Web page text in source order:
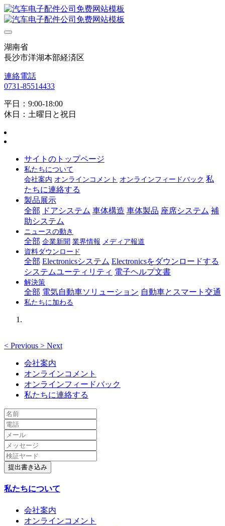
湖南省
長沙市洋湖本部経済区
連絡電話
0731-85514433
平日：9:00-18:00
休日：土曜日と祝日
サイトのトップページ
私たちについて
会社案内 オンラインコメント オンラインフィードバック 私
たちに連絡する
製品展示
全部 ドアシステム 車体構造 車体製品 座席システム 補
助システム
ニュースの動き
全部 企業新聞 業界情報 メディア報道
資料ダウンロード
全部 Electronicsシステム Electronicsをダウンロードする
システムユーティリティ 電子ヘルプ文書
解決策
全部 電気自動車ソリューション 自動車とスマート交通
私たちに加わる
< Previous > Next
会社案内
オンラインコメント
オンラインフィードバック
私たちに連絡する
提出書き込み
私たちについて
会社案内
オンラインコメント